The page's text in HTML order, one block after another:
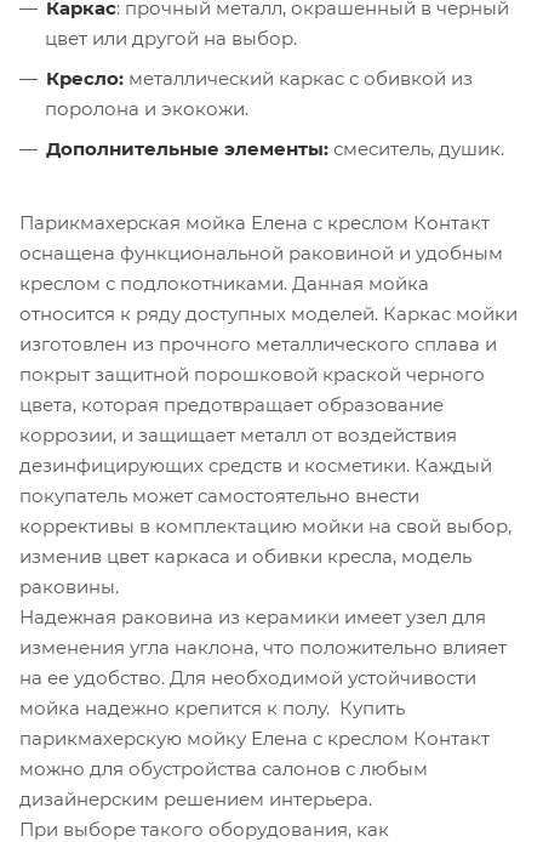
Каркас: прочный металл, окрашенный в черный
цвет или другой на выбор.
Кресло: металлический каркас с обивкой из
поролона и экокожи.
Дополнительные элементы: смеситель, душик.
Парикмахерская мойка Елена с креслом Контакт
оснащена функциональной раковиной и удобным
креслом с подлокотниками. Данная мойка
относится к ряду доступных моделей. Каркас мойки
изготовлен из прочного металлического сплава и
покрыт защитной порошковой краской черного
цвета, которая предотвращает образование
коррозии, и защищает металл от воздействия
дезинфицирующих средств и косметики. Каждый
покупатель может самостоятельно внести
коррективы в комплектацию мойки на свой выбор,
изменив цвет каркаса и обивки кресла, модель
раковины.
Надежная раковина из керамики имеет узел для
изменения угла наклона, что положительно влияет
на ее удобство. Для необходимой устойчивости
мойка надежно крепится к полу. Купить
парикмахерскую мойку Елена с креслом Контакт
можно для обустройства салонов с любым
дизайнерским решением интерьера.
При выборе такого оборудования, как